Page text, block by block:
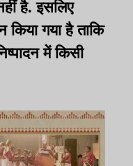
है. इसलिए
गया है ताकि
में किसी